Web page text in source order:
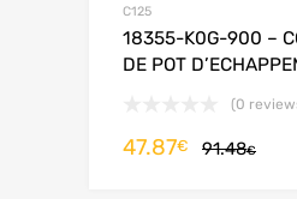
C125
18355-K0G-900 –
DE POT
(0
91.48€
47.87€